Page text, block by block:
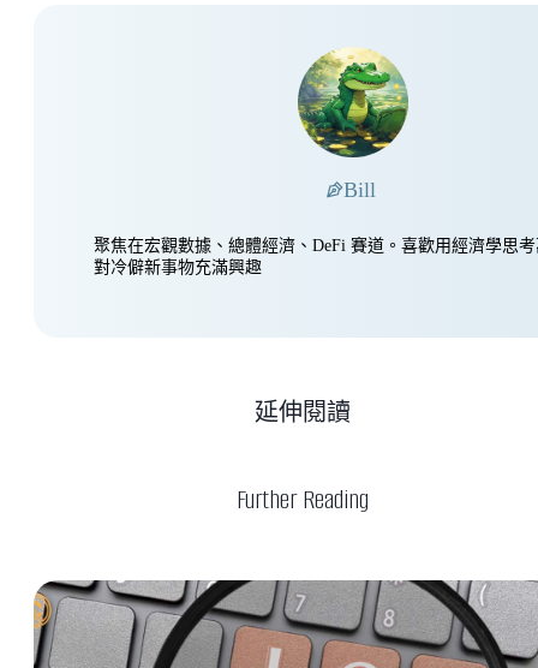
Bill
聚焦在宏觀數據、總體經濟、DeFi 賽道。喜歡用經濟學思
對冷僻新事物充滿興趣
Further Reading
延伸閱讀